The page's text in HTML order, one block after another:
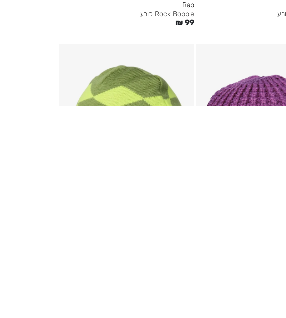
Rab
Rock Bobble כובע
₪ 99